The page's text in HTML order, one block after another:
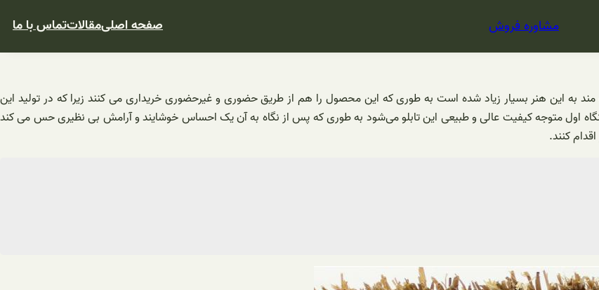
مشاوره فروش صفحه اصلیمقالاتتماس با ما
مند به این هنر بسیار زیاد شده است به طوری که این محصول را هم از طریق حضوری و غیرحضوری خریداری می کنند زیرا که در تولید این
نگاه اول متوجه کیفیت عالی و طبیعی این تابلو می‌شود به طوری که پس از نگاه به آن یک احساس خوشایند و آرامش بی نظیری حس می کند
کنند.